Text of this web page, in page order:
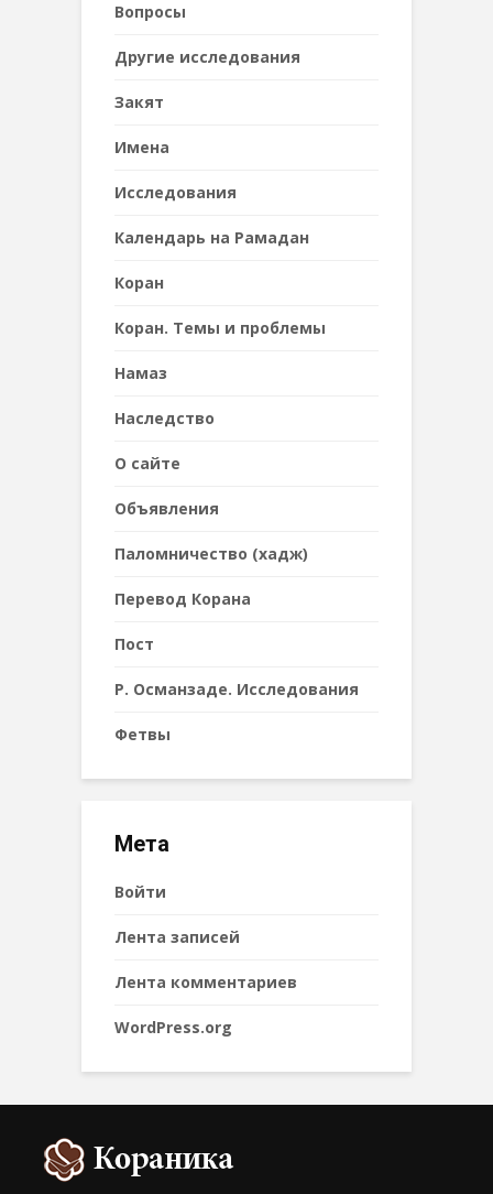
Вопросы
Другие исследования
Закят
Имена
Исследования
Календарь на Рамадан
Коран
Коран. Темы и проблемы
Намаз
Наследствo
О сайте
Объявления
Паломничество (хадж)
Перевод Корана
Пост
Р. Османзаде. Исследования
Фетвы
Мета
Войти
Лента записей
Лента комментариев
WordPress.org